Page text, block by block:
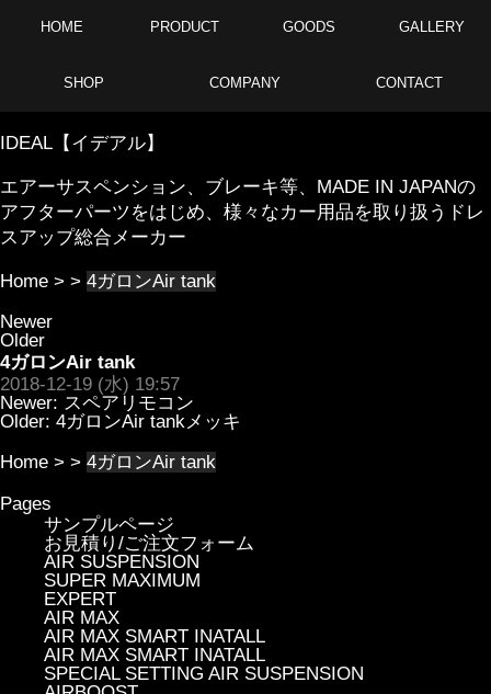
HOME PRODUCT GOODS GALLERY
SHOP COMPANY CONTACT
IDEAL【イデアル】
エアーサスペンション、ブレーキ等、MADE IN JAPANの
アフターパーツをはじめ、様々なカー用品を取り扱うドレ
スアップ総合メーカー
Home > > 4ガロンAir tank
Newer
Older
4ガロンAir tank
2018-12-19 (水) 19:57
Newer: スペアリモコン
Older: 4ガロンAir tankメッキ
Home > > 4ガロンAir tank
Pages
サンプルページ
お見積り/ご注文フォーム
AIR SUSPENSION
SUPER MAXIMUM
EXPERT
AIR MAX
AIR MAX SMART INATALL
AIR MAX SMART INATALL
SPECIAL SETTING AIR SUSPENSION